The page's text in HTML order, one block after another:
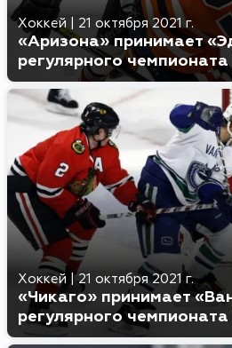
Хоккей 21 октября 2021 г.
«Аризона» принимает
регулярного
Хоккей |21 октября 2021 г.
«Чикаго» принимает
регулярного